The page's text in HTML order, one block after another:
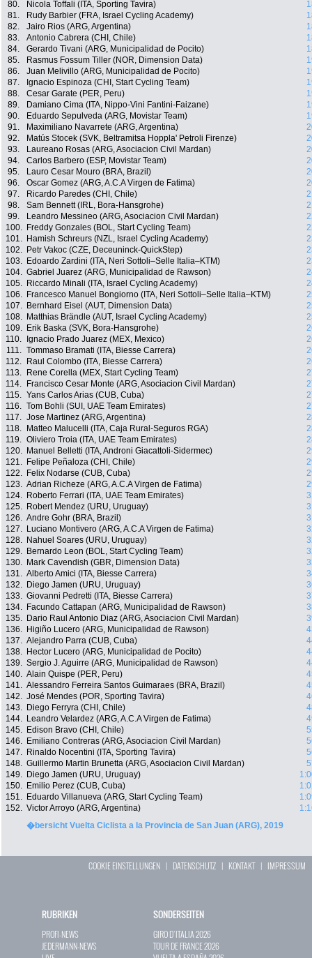
80.
Nicola Toffali (ITA, Sporting Tavira)
81.
Rudy Barbier (FRA, Israel Cycling Academy)
82.
Jairo Rios (ARG, Argentina)
83.
Antonio Cabrera (CHI, Chile)
84.
Gerardo Tivani (ARG, Municipalidad de Pocito)
85.
Rasmus Fossum Tiller (NOR, Dimension Data)
86.
Juan Melivillo (ARG, Municipalidad de Pocito)
87.
Ignacio Espinoza (CHI, Start Cycling Team)
88.
Cesar Garate (PER, Peru)
89.
Damiano Cima (ITA, Nippo-Vini Fantini-Faizane)
90.
Eduardo Sepulveda (ARG, Movistar Team)
91.
Maximiliano Navarrete (ARG, Argentina)
92.
Matús Stocek (SVK, Beltramitsa Hoppla' Petroli Firenze)
93.
Laureano Rosas (ARG, Asociacion Civil Mardan)
94.
Carlos Barbero (ESP, Movistar Team)
95.
Lauro Cesar Mouro (BRA, Brazil)
96.
Oscar Gomez (ARG, A.C.A Virgen de Fatima)
97.
Ricardo Paredes (CHI, Chile)
98.
Sam Bennett (IRL, Bora-Hansgrohe)
99.
Leandro Messineo (ARG, Asociacion Civil Mardan)
100.
Freddy Gonzales (BOL, Start Cycling Team)
101.
Hamish Schreurs (NZL, Israel Cycling Academy)
102.
Petr Vakoc (CZE, Deceuninck-QuickStep)
103.
Edoardo Zardini (ITA, Neri Sottoli–Selle Italia–KTM)
104. Gabriel Juarez (ARG, Municipalidad de Rawson)
105.
Riccardo Minali (ITA, Israel Cycling Academy)
106.
Francesco Manuel Bongiorno (ITA, Neri Sottoli–Selle Italia–KTM)
107.
Bernhard Eisel (AUT, Dimension Data)
108.
Matthias Brändle (AUT, Israel Cycling Academy)
109.
Erik Baska (SVK, Bora-Hansgrohe)
110.
Ignacio Prado Juarez (MEX, Mexico)
111. Tommaso Bramati (ITA, Biesse Carrera)
112.
Raul Colombo (ITA, Biesse Carrera)
113.
Rene Corella (MEX, Start Cycling Team)
114.
Francisco Cesar Monte (ARG, Asociacion Civil Mardan)
115. Yans Carlos Arias (CUB, Cuba)
116. Tom Bohli (SUI, UAE Team Emirates)
117. Jose Martinez (ARG, Argentina)
118.
Matteo Malucelli (ITA, Caja Rural-Seguros RGA)
119. Oliviero Troia (ITA, UAE Team Emirates)
120.
Manuel Belletti (ITA, Androni Giacattoli-Sidermec)
121.
Felipe Peñaloza (CHI, Chile)
122.
Felix Nodarse (CUB, Cuba)
123. Adrian Richeze (ARG, A.C.A Virgen de Fatima)
124.
Roberto Ferrari (ITA, UAE Team Emirates)
125.
Robert Mendez (URU, Uruguay)
126. Andre Gohr (BRA, Brazil)
127.
Luciano Montivero (ARG, A.C.A Virgen de Fatima)
128.
Nahuel Soares (URU, Uruguay)
129.
Bernardo Leon (BOL, Start Cycling Team)
130.
Mark Cavendish (GBR, Dimension Data)
131. Alberto Amici (ITA, Biesse Carrera)
132.
Diego Jamen (URU, Uruguay)
133. Giovanni Pedretti (ITA, Biesse Carrera)
134.
Facundo Cattapan (ARG, Municipalidad de Rawson)
135.
Dario Raul Antonio Diaz (ARG, Asociacion Civil Mardan)
136.
Higiño Lucero (ARG, Municipalidad de Rawson)
137. Alejandro Parra (CUB, Cuba)
138.
Hector Lucero (ARG, Municipalidad de Pocito)
139. Sergio J. Aguirre (ARG, Municipalidad de Rawson)
140. Alain Quispe (PER, Peru)
141. Alessandro Ferreira Santos Guimaraes (BRA, Brazil)
142. José Mendes (POR, Sporting Tavira)
143.
Diego Ferryra (CHI, Chile)
144.
Leandro Velardez (ARG, A.C.A Virgen de Fatima)
145.
Edison Bravo (CHI, Chile)
146.
Emiliano Contreras (ARG, Asociacion Civil Mardan)
147.
Rinaldo Nocentini (ITA, Sporting Tavira)
148. Guillermo Martin Brunetta (ARG, Asociacion Civil Mardan)
149.
Diego Jamen (URU, Uruguay)
150.
Emilio Perez (CUB, Cuba)
151.
Eduardo Villanueva (ARG, Start Cycling Team)
152. Victor Arroyo (ARG, Argentina)
�bersicht Vuelta Ciclista a la Provincia de San Juan (ARG), 2019
COOKIE EINSTELLUNGEN | DATENSCHUTZ | KONTAKT| IMPRESSUM
RUBRIKEN
PROFI-NEWS
JEDERMANN-NEWS
SONDERSEITEN
GIRO D`ITALIA 2026
TOUR DE FRANCE 2026